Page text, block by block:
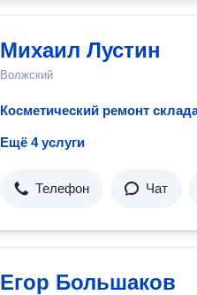
Михаил Лустин
Волжский
Косметический ремонт
Ещё 4 услуги
Телефон Чат
Егор Большаков